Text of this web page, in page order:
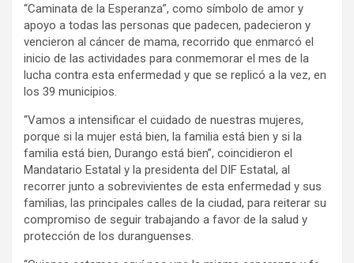
“Caminata de la Esperanza”, como símbolo de amor y
apoyo a todas las personas que padecen, padecieron y
vencieron al cáncer de mama, recorrido que enmarcó el
inicio de las actividades para conmemorar el mes de la
lucha contra esta enfermedad y que se replicó a la vez, en
los 39 municipios.
“Vamos a intensificar el cuidado de nuestras mujeres,
porque si la mujer está bien, la familia está bien y si la
familia está bien, Durango está bien”, coincidieron el
Mandatario Estatal y la presidenta del DIF Estatal, al
recorrer junto a sobrevivientes de esta enfermedad y sus
familias, las principales calles de la ciudad, para reiterar su
compromiso de seguir trabajando a favor de la salud y
protección de los duranguenses.